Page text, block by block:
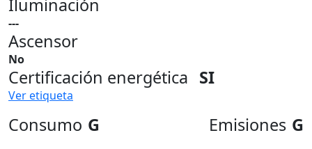
Iluminación
---
Ascensor
No
Certificación energética SI
Ver etiqueta
Consumo G Emisiones G